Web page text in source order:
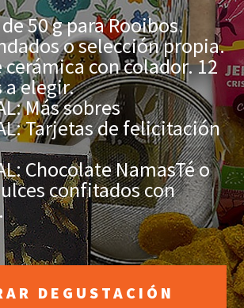
50 g para Rooibos.
o selección propia.
cerámica con colador. 12
elegir.
Más sobres
Tarjetas de felicitación
Chocolate NamasTé o
confitados con
DEGUSTACIÓN